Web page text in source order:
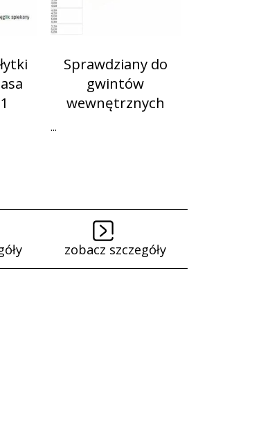
Sprawdziany do
gwintów
wewnętrznych
...
zobacz szczegóły